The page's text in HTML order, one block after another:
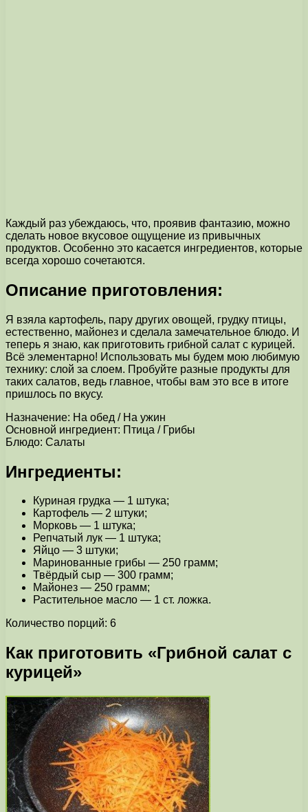
Каждый раз убеждаюсь, что, проявив фантазию, можно
сделать новое вкусовое ощущение из привычных
продуктов. Особенно это касается ингредиентов, которые
всегда хорошо сочетаются.
Описание приготовления:
Я взяла картофель, пару других овощей, грудку птицы,
естественно, майонез и сделала замечательное блюдо. И
теперь я знаю, как приготовить грибной салат с курицей.
Всё элементарно! Использовать мы будем мою любимую
технику: слой за слоем. Пробуйте разные продукты для
таких салатов, ведь главное, чтобы вам это все в итоге
пришлось по вкусу.
Назначение: На обед / На ужин
Основной ингредиент: Птица / Грибы
Блюдо: Салаты
Ингредиенты:
Куриная грудка — 1 штука;
Картофель — 2 штуки;
Морковь — 1 штука;
Репчатый лук — 1 штука;
Яйцо — 3 штуки;
Маринованные грибы — 250 грамм;
Твёрдый сыр — 300 грамм;
Майонез — 250 грамм;
Растительное масло — 1 ст. ложка.
Количество порций: 6
Как приготовить «Грибной салат с
курицей»